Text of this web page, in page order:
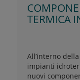
TERMICA
All’interno
impianti
nuovi